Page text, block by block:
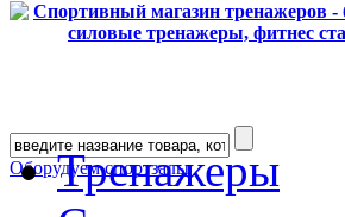
Оборудуем спортзалы
Тренажеры